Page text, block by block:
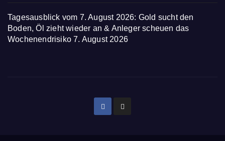
Tagesausblick vom 7. August 2026: Gold sucht den
Boden, Öl zieht wieder an & Anleger scheuen das
Wochenendrisiko 7. August 2026